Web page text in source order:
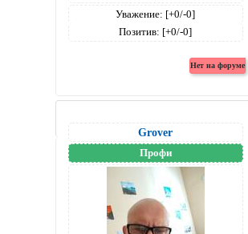
Уважение: [+0/-0]
Позитив: [+0/-0]
Grover
Профи